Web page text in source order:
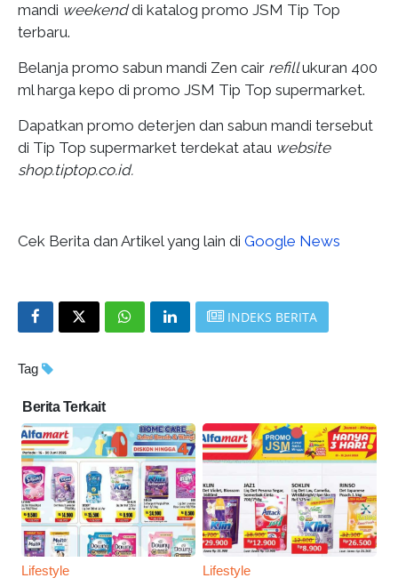
mandi weekenddi katalog promo JSM Tip Top
terbaru.
Belanja promo sabun mandi Zen cair refillukuran 400
ml harga kepo di promo JSM Tip Top supermarket.
Dapatkan promo deterjen dan sabun mandi tersebut
di Tip Top supermarket terdekat atau website
shop.tiptop.co.id.
Cek Berita dan Artikel yang lain di Google News
INDEKS BERITA
Tag
Berita Terkait
Lifestyle Lifestyle